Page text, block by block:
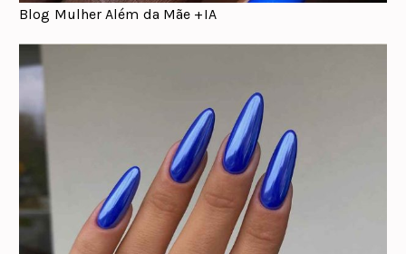
Blog Mulher Além da Mãe +IA